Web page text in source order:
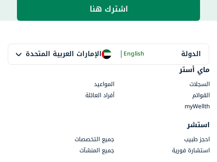
اشترك هنا
الدولة الإمارات العربية المتحدة |English
ماي أستر
السجلات
المواعيد
القوائم
أفراد العائلة
myWellth
استشر
احجز طبيب
جميع التخصصات
استشارة فورية
جميع المنشآت